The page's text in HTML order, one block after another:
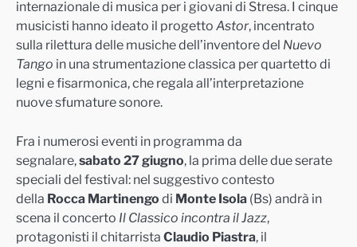
internazionale di musica per i giovani di Stresa. I cinque
musicisti hanno ideato il progetto Astor, incentrato
sulla rilettura delle musiche dell’inventore del Nuevo
Tango in una strumentazione classica per quartetto di
legni e fisarmonica, che regala all’interpretazione
nuove sfumature sonore.
Fra i numerosi eventi in programma da
segnalare,sabato 27 giugno, la prima delle due serate
speciali del festival: nel suggestivo contesto
della Rocca Martinengo di Monte Isola (Bs) andrà in
scena il concerto Il Classico incontra il Jazz,
protagonisti il chitarrista Claudio Piastra, il